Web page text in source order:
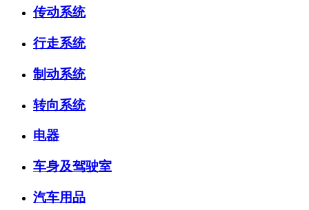
传动系统
行走系统
制动系统
转向系统
电器
车身及驾驶室
汽车用品